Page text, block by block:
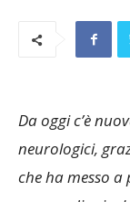
Da oggi c’è
neurologici,
che ha messo